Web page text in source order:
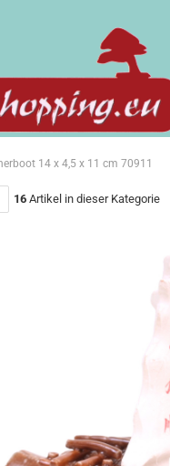
14 x 4,5 x 11 cm 70911
16 Artikel in dieser Kategorie